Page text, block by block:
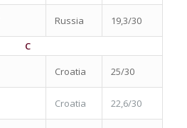
Russia
19,3/30
C
Croatia 25/30
Croatia 22,6/30